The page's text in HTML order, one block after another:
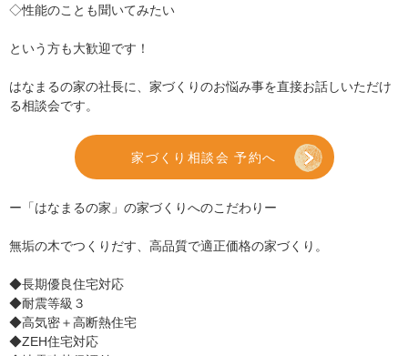
◇性能のことも聞いてみたい
という方も大歓迎です！
はなまるの家の社長に、家づくりのお悩み事を直接お話しいただけ
る相談会です。
家づくり相談会 予約へ
ー「はなまるの家」の家づくりへのこだわりー
無垢の木でつくりだす、高品質で適正価格の家づくり。
◆長期優良住宅対応
◆耐震等級３
◆高気密＋高断熱住宅
◆ZEH住宅対応